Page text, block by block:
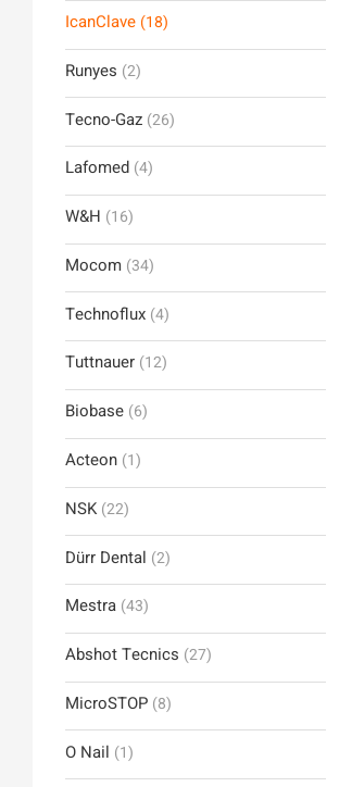
IcanClave (18)
Runyes (2)
Tecno-Gaz (26)
Lafomed (4)
W&H (16)
Mocom (34)
Technoflux (4)
Tuttnauer (12)
Biobase (6)
Acteon (1)
NSK (22)
Dürr Dental (2)
Mestra (43)
Abshot Tecnics (27)
MicroSTOP (8)
O Nail (1)